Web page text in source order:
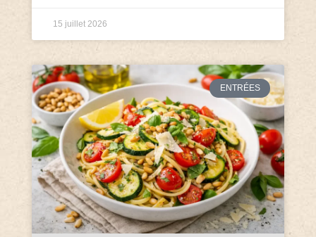
15 juillet 2026
ENTRÉES